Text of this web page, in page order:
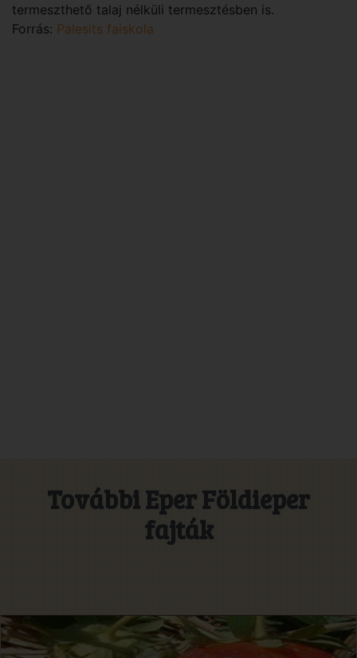
termeszthető talaj nélküli termesztésben is.
Forrás: Palesits faiskola
További Eper Földieper
fajták